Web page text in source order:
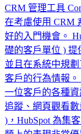
CRM 管理工具
在考慮使用 CRM
好的入門機會。
礎的客戶單位 ) 提
並且在系統中規
客戶的行為情報。
一位客戶的各種
追蹤、網頁觀看
)，HubSpot 為集